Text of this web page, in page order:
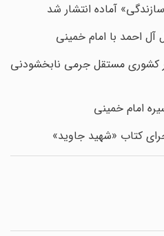
آماده انتشار شد
احمد با امام خمینی
مستقل جرمی نابخشودنی
امام خمینی
کتاب «شهید جاوید»